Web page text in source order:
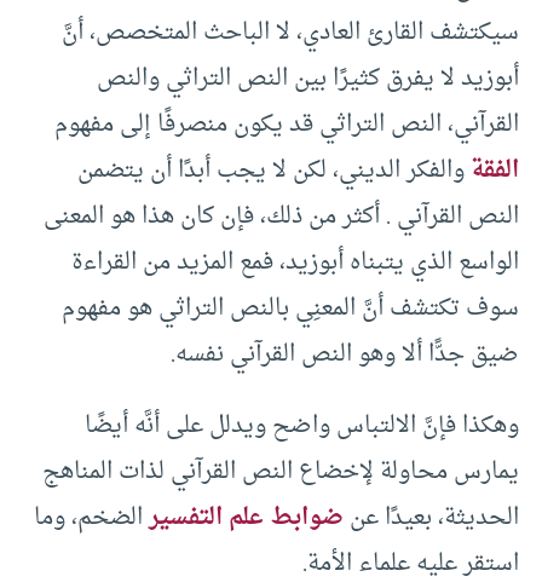
سيكتشف القارئ العادي، لا الباحث المتخصص، أنَّ
أبوزيد لا يفرق كثيرًا بين النص التراثي والنص
القرآني، النص التراثي قد يكون منصرفًا إلى مفهوم
الفقةوالفكر الديني، لكن لا يجب أبدًا أن يتضمن
النص القرآني . أكثر من ذلك، فإن كان هذا هو المعنى
الواسع الذي يتبناه أبوزيد، فمع المزيد من القراءة
سوف تكتشف أنَّ المعنِي بالنص التراثي هو مفهوم
ضيق جدًّا ألا وهو النص القرآني نفسه.
وهكذا فإنَّ الالتباس واضح ويدلل على أنَّه أيضًا
يمارس محاولة لإخضاع النص القرآني لذات المناهج
الحديثة، بعيدًا عنضوابط علم التفسيرالضخم، وما
استقر عليه علماء الأمة.